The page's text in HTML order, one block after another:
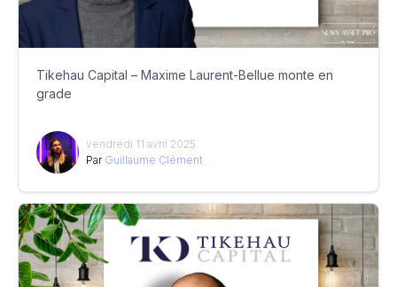
Tikehau Capital – Maxime Laurent-Bellue monte en
grade
vendredi 11 avril 2025
Par Guillaume Clément